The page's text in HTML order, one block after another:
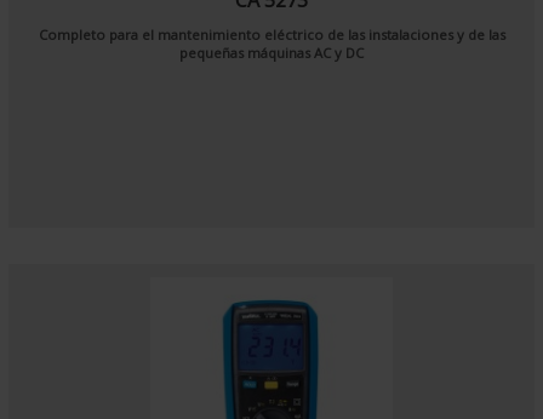
Completo para el mantenimiento eléctrico de las instalaciones y de las
pequeñas máquinas AC y DC